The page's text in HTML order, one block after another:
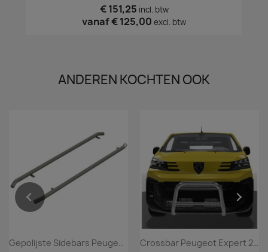
€ 151,25 incl. btw
vanaf€ 125,00 excl. btw
ANDEREN KOCHTEN OOK